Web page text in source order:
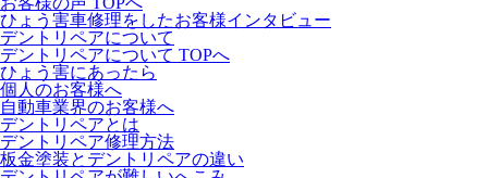
ひょう害車修理をしたお客様インタビュー
デントリペアについて
デントリペアについて TOPへ
ひょう害にあったら
個人のお客様へ
自動車業界のお客様へ
デントリペアとは
デントリペア修理方法
板金塗装とデントリペアの違い